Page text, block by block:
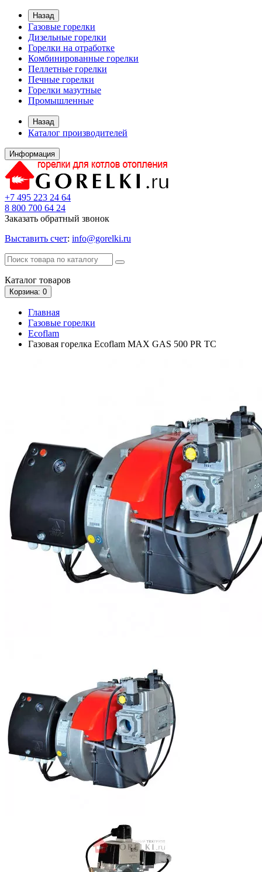
Назад
Газовые горелки
Дизельные горелки
Горелки на отработке
Комбинированные горелки
Пеллетные горелки
Печные горелки
Горелки мазутные
Промышленные
Назад
Каталог производителей
Информация
+7 495 223 24 64
8 800 700 64 24
Заказать обратный звонок
Выставить счет: info@gorelki.ru
Каталог товаров
Корзина: 0
Главная
Газовые горелки
Ecoflam
Газовая горелка Ecoflam MAX GAS 500 PR TC